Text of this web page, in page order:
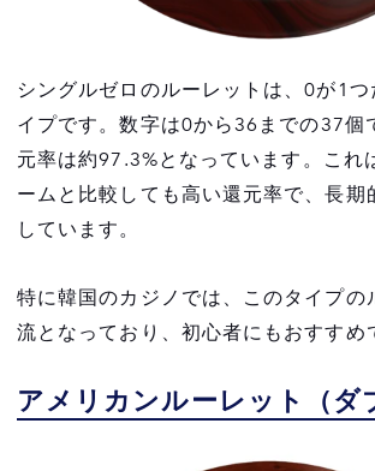
シングルゼロのルーレットは、0が1つ
イプです。数字は0から36までの37個
元率は約97.3%となっています。これ
ームと比較しても高い還元率で、長期
しています。
特に韓国のカジノでは、このタイプの
流となっており、初心者にもおすすめ
アメリカンルーレット（ダ